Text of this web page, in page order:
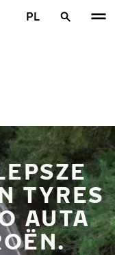
PL
TYRES
AUTA